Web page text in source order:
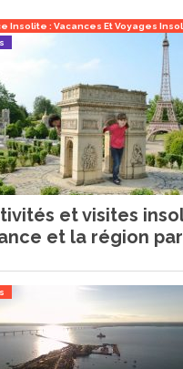
Insolite : Vacances Et Voyages
et visites
et la région